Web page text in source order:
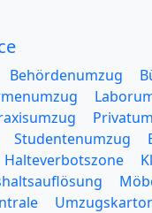
Behördenumzug
Studentenumzug
Halteverbotszone